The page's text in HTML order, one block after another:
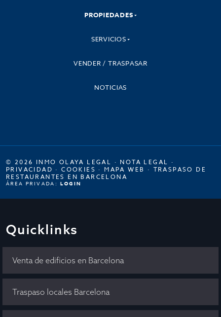
PROPIEDADES
SERVICIOS
VENDER / TRASPASAR
NOTICIAS
© 2026 INMO OLAYA LEGAL · NOTA LEGAL ·
PRIVACIDAD ·COOKIES · MAPA WEB · TRASPASO DE
RESTAURANTES EN BARCELONA
ÁREA PRIVADA: LOGIN
Quicklinks
Venta de edificios en Barcelona
Traspaso locales Barcelona